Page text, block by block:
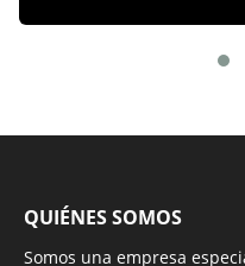
QUIÉNES SOMOS
Somos una empresa